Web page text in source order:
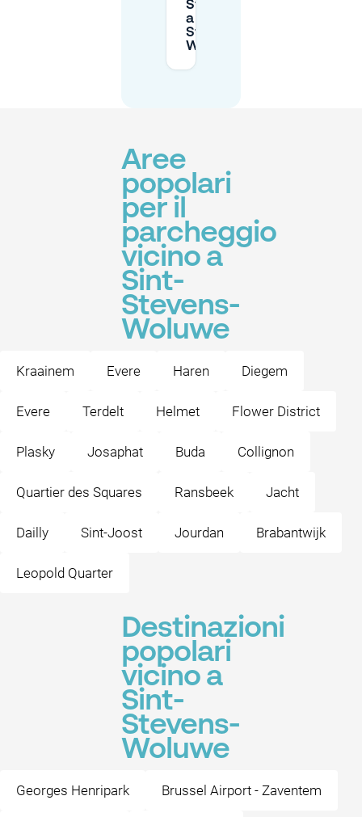
Stefaansstraat
a Sint-
Stevens-
Woluwe?
Aree
popolari
per il
parcheggio
vicino a
Sint-
Stevens-
Woluwe
Kraainem Evere Haren Diegem
Evere Terdelt Helmet Flower District
Plasky Josaphat Buda Collignon
Quartier des Squares Ransbeek Jacht
Dailly Sint-Joost Jourdan Brabantwijk
Leopold Quarter
Destinazioni
popolari
vicino a
Sint-
Stevens-
Woluwe
Georges Henripark Brussel Airport - Zaventem